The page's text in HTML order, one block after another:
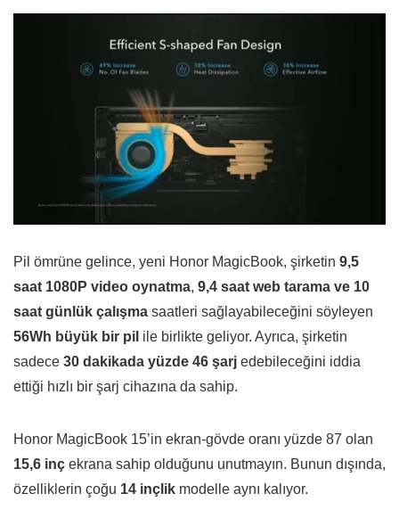
Pil ömrüne gelince, yeni Honor MagicBook, şirketin 9,5
saat 1080P video oynatma, 9,4 saat web tarama ve 10
saat günlük çalışma saatleri sağlayabileceğini söyleyen
56Wh büyük bir pil ile birlikte geliyor. Ayrıca, şirketin
sadece 30 dakikada yüzde 46 şarj edebileceğini iddia
ettiği hızlı bir şarj cihazına da sahip.
Honor MagicBook 15’in ekran-gövde oranı yüzde 87 olan
15,6 inç ekrana sahip olduğunu unutmayın. Bunun dışında,
özelliklerin çoğu 14 inçlik modelle aynı kalıyor.